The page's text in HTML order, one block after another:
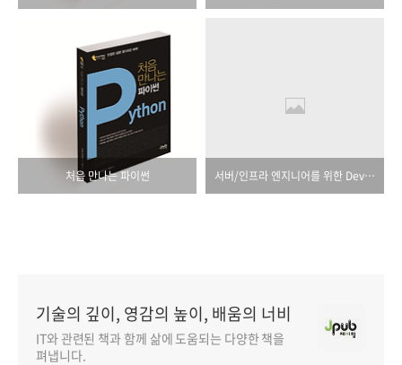
처음 만나는 파이썬 서버/인프라 엔지니어를 위한 DevOps
기술의 깊이, 영감의 높이, 배움의 너비
IT와 관련된 책과 함께 삶에 도움되는 다양한 책을
펴냅니다.